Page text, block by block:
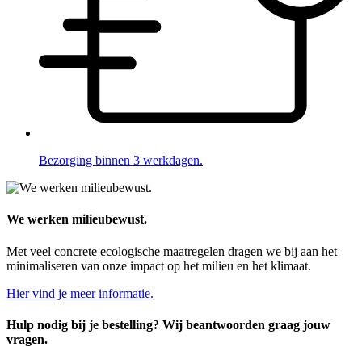
Bezorging binnen 3 werkdagen.
We werken milieubewust.
Met veel concrete ecologische maatregelen dragen we bij aan het
minimaliseren van onze impact op het milieu en het klimaat.
Hier vind je meer informatie.
Hulp nodig bij je bestelling? Wij beantwoorden graag jouw
vragen.